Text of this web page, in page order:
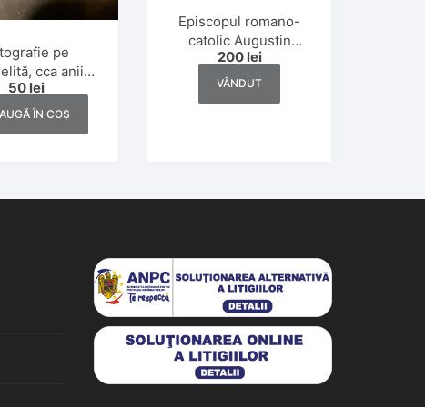
pe
cca anii
1930
50 lei
ÎN COȘ
Episcopul romano-
catolic Augustin
Pacha, 1928, Rusca
Montană
200 lei
VÂNDUT